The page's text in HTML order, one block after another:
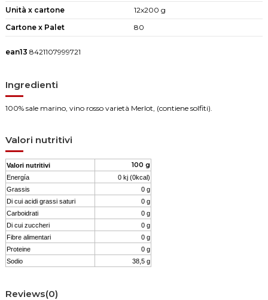
Unità x cartone
12x200 g
Cartone x Palet
80
ean13 8421107999721
Ingredienti
100% sale marino, vino rosso varietà Merlot, (contiene solfiti).
Valori nutritivi
Valori nutritivi 100 g
Energía
0 kj (0kcal)
Grassis
0 g
Di cui acidi grassi saturi
0 g
Carboidrati
0 g
Di cui zuccheri
0 g
Fibre alimentari
0 g
Proteine
0 g
Sodio
38,5 g
Reviews(0)